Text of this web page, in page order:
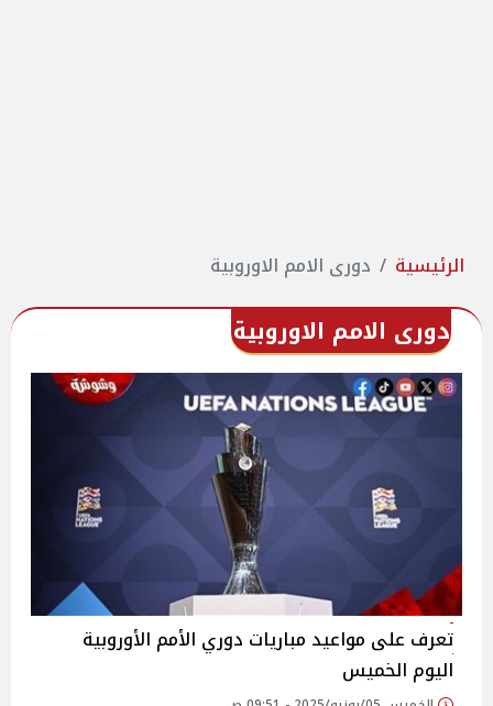
الرئيسية دورى الامم الاوروبية
دورى الامم الاوروبية
تعرف على مواعيد مباريات دوري الأمم الأوروبية
اليوم الخميس